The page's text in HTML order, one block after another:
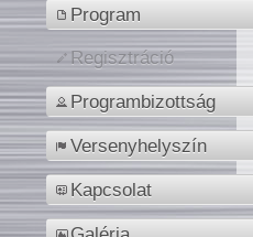
Program
Regisztráció
Programbizottság
Versenyhelyszín
Kapcsolat